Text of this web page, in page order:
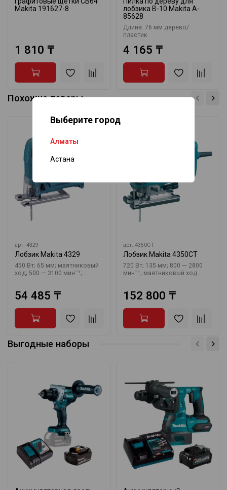
Выберите город
Алматы
Астана
Makita 191627-8
1 810 ₸
лобзика B-10 Makita A-
85628
Длина: 76 мм дерево/
пластик
4 165 ₸
Похожие товары
арт. 4329
Лобзик Makita 4329
450 Вт; 65 мм; маятниковый
ход; 500 — 3100 минˉ¹;...
54 485 ₸
арт. 4350CT
Лобзик Makita 4350CT
720 Вт; 135 мм; 800 — 2800
минˉ¹; маятниковый ход...
152 800 ₸
Выгодные наборы